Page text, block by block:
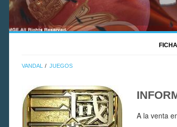
FICHA
VANDAL JUEGOS
A la venta